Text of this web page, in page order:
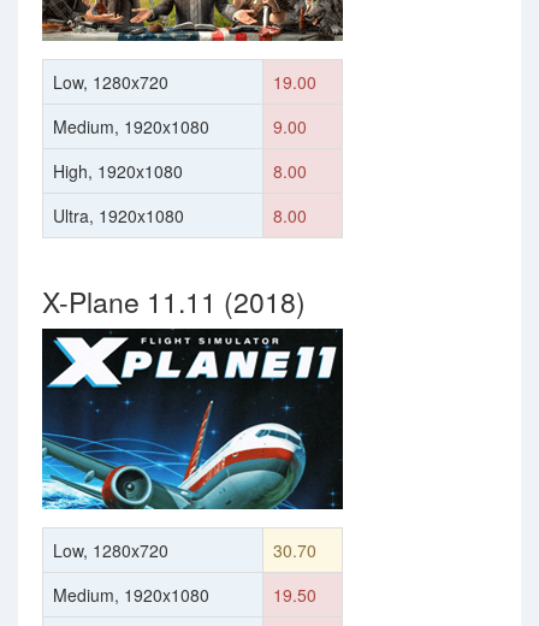
Low, 1280x720
19.00
Medium, 1920x1080
9.00
High, 1920x1080
8.00
Ultra, 1920x1080
8.00
X-Plane 11.11 (2018)
Low, 1280x720
30.70
Medium, 1920x1080
19.50